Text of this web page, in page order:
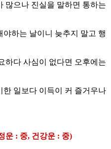
많으나 진실을 말하면 통하는
야하는 날이니 늦추지 말고 행
하다 사심이 없다면 오후에는
한 일보다 이득이 커 즐거우나
운 : 중, 건강운 : 중)